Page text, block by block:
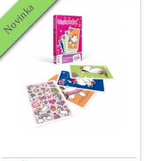
Novinka